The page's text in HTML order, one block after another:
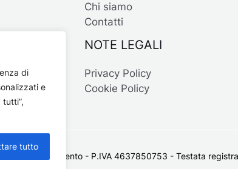
di
e
tutto
Chi siamo
Contatti
NOTE LEGALI
Privacy Policy
Cookie Policy
del Salento - P.IVA 4637850753 - Testata